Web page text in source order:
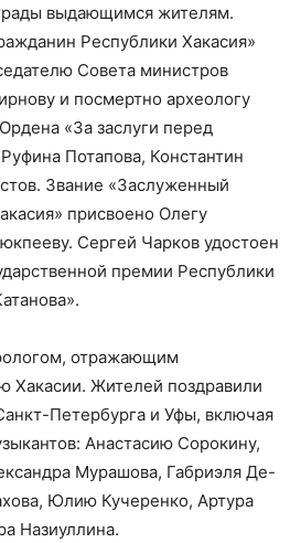
выдающимся жителям.
Республики Хакасия»
Совета министров
и посмертно археологу
«За заслуги перед
Потапова, Константин
Звание «Заслуженный
присвоено Олегу
Сергей Чарков удостоен
премии Республики
отражающим
Хакасии. Жителей поздравили
Петербурга и Уфы, включая
Анастасию Сорокину,
Мурашова, Габриэля Де-
Юлию Кучеренко, Артура
Назиуллина.